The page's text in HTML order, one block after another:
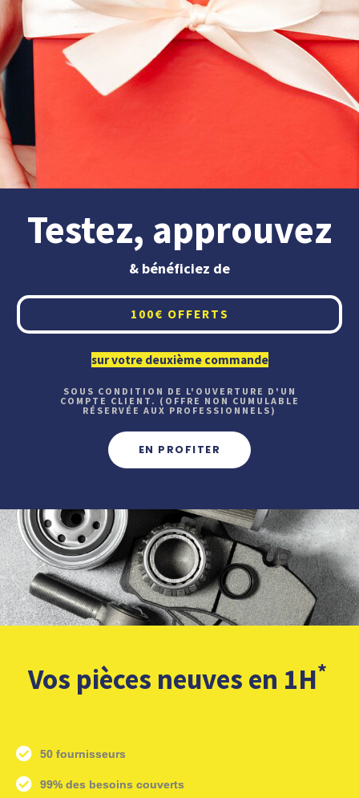
Testez, approuvez
& bénéficiez de
100€ OFFERTS
sur votre deuxième commande
SOUS CONDITION DE L'OUVERTURE D'UN
COMPTE CLIENT. (OFFRE NON CUMULABLE
RÉSERVÉE AUX PROFESSIONNELS)
EN PROFITER
Vos pièces neuves en 1H*
50 fournisseurs
99% des besoins couverts